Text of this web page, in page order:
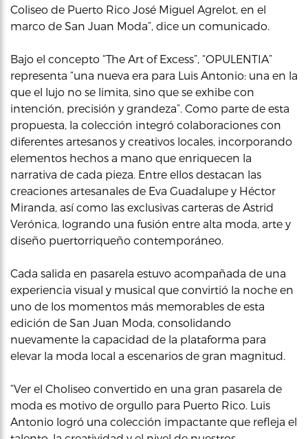
Coliseo de Puerto Rico José Miguel Agrelot, en el
marco de San Juan Moda”, dice un comunicado.
Bajo el concepto “The Art of Excess”, “OPULENTIA”
representa “una nueva era para Luis Antonio: una en la
que el lujo no se limita, sino que se exhibe con
intención, precisión y grandeza”. Como parte de esta
propuesta, la colección integró colaboraciones con
diferentes artesanos y creativos locales, incorporando
elementos hechos a mano que enriquecen la
narrativa de cada pieza. Entre ellos destacan las
creaciones artesanales de Eva Guadalupe y Héctor
Miranda, así como las exclusivas carteras de Astrid
Verónica, logrando una fusión entre alta moda, arte y
diseño puertorriqueño contemporáneo.
Cada salida en pasarela estuvo acompañada de una
experiencia visual y musical que convirtió la noche en
uno de los momentos más memorables de esta
edición de San Juan Moda, consolidando
nuevamente la capacidad de la plataforma para
elevar la moda local a escenarios de gran magnitud.
“Ver el Choliseo convertido en una gran pasarela de
moda es motivo de orgullo para Puerto Rico. Luis
Antonio logró una colección impactante que refleja el